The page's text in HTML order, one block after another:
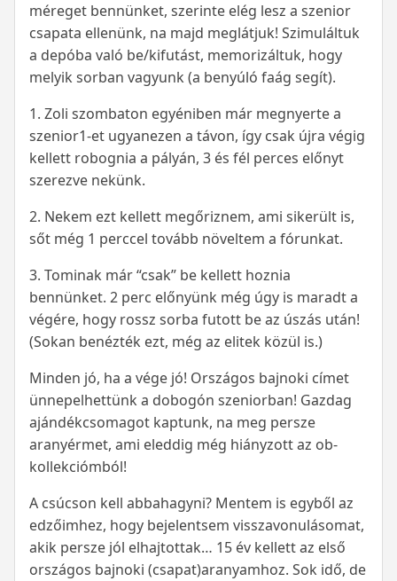
méreget bennünket, szerinte elég lesz a szenior
csapata ellenünk, na majd meglátjuk! Szimuláltuk
a depóba való be/kifutást, memorizáltuk, hogy
melyik sorban vagyunk (a benyúló faág segít).
1. Zoli szombaton egyéniben már megnyerte a
szenior1-et ugyanezen a távon, így csak újra végig
kellett robognia a pályán, 3 és fél perces előnyt
szerezve nekünk.
2. Nekem ezt kellett megőriznem, ami sikerült is,
sőt még 1 perccel tovább növeltem a fórunkat.
3. Tominak már “csak” be kellett hoznia
bennünket. 2 perc előnyünk még úgy is maradt a
végére, hogy rossz sorba futott be az úszás után!
(Sokan benézték ezt, még az elitek közül is.)
Minden jó, ha a vége jó! Országos bajnoki címet
ünnepelhettünk a dobogón szeniorban! Gazdag
ajándékcsomagot kaptunk, na meg persze
aranyérmet, ami eleddig még hiányzott az ob-
kollekciómból!
A csúcson kell abbahagyni? Mentem is egyből az
edzőimhez, hogy bejelentsem visszavonulásomat,
akik persze jól elhajtottak… 15 év kellett az első
országos bajnoki (csapat)aranyamhoz. Sok idő, de